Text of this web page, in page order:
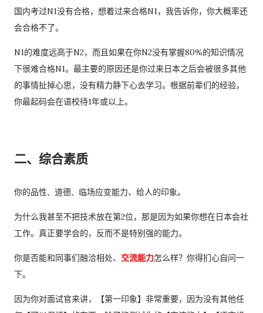
再携带了。 工作人员告诉我： 資格証明書并不是第一次提交之后
就一直有效，而是每次领取新的入札仕様書时，都需要再次出
示。 由于这是我第一次没有携带，对方这次没有追究，仍然让我
领取了新的入札仕様書。 不过，对方也明确说明： 今后每一次领
取新的入札仕様書，都必须携带資格証明書。 这也成为我以后必
须记住的一项固定流程。 整个过程其实没有想象中困难 在出发之
国内考过N1没有合格，想着过来合格N1，我告诉你，你大概率还
会合格不了。
N1的难度远高于N2，而且如果在你N2没有掌握80%的知识情况
下很难合格N1。最主要的原因还是你过来日本之后会被很多其他
的事情扯掉心思，没有精力静下心去学习。根据前辈们的经验，
你最起码会在语校待1年或以上。
二、综合素质
你的品性、 道德、 临场应变能力、给人的印象。
为什么我甚至不把技术放在第2位，那是因为如果你想在日本会社
工作。真正要学会的，反而不是特别强的能力。
你是否能和同事们融洽相处、 交流能力怎么样？你得扪心自问一
下。
因为你对面试官来讲，【第一印象】非常重要，因为没有其他任